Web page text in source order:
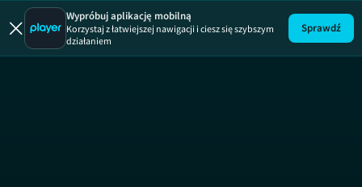
Wypróbuj aplikację mobilną
Korzystaj z łatwiejszej nawigacji i ciesz się szybszym
działaniem
Sprawdź